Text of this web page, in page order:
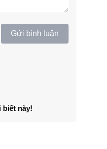
Gửi bình luận
biết này!